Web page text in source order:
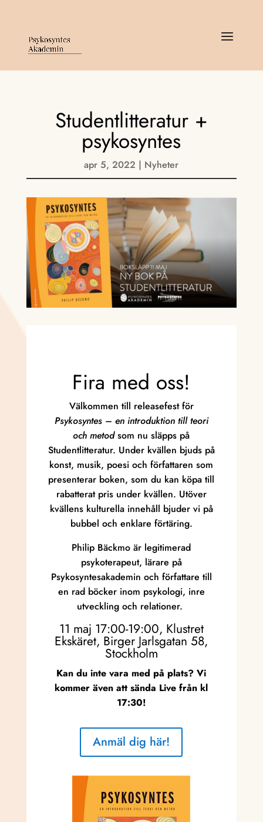
Studentlitteratur +
psykosyntes
apr 5, 2022 | Nyheter
Fira med oss!
Välkommen till releasefest för
Psykosyntes – en introduktion till teori
ochmetodsom nu släpps på
Studentlitteratur. Under kvällen bjuds på
konst, musik, poesi och författaren som
presenterar boken, som du kan köpa till
rabatterat pris under kvällen. Utöver
kvällens kulturella innehåll bjuder vi på
bubbel och enklare förtäring.
Philip Bäckmo är legitimerad
psykoterapeut, lärare på
Psykosyntesakademin och författare till
en rad böcker inom psykologi, inre
utveckling och relationer.
11 maj 17:00-19:00, Klustret
Ekskäret, Birger Jarlsgatan 58,
Stockholm
Kan du inte vara med på plats? Vi
kommer även att sända Live från kl
17:30!
Anmäl dig här!